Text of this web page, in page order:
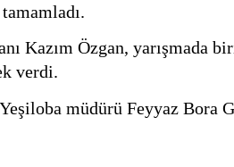
Kazım Özgan, yarışmada
verdi.
müdürü Feyyaz Bora